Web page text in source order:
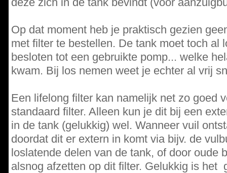
Op dat moment heb je praktisch gezien
met filter te bestellen. De tank moet toch al
besloten tot een gebruikte pomp... welke
kwam. Bij los nemen weet je echter al vrij
Een lifelong filter kan namelijk net zo goed
standaard filter. Alleen kun je dit bij een
in de tank (gelukkig) wel. Wanneer vuil
doordat dit er extern in komt via bijv. de
loslatende delen van de tank, of door oude
alsnog afzetten op dit filter. Gelukkig is het